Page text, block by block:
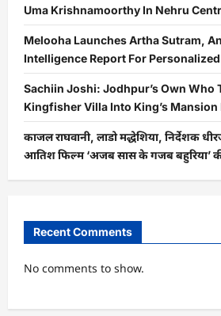
Uma Krishnamoorthy In Nehru
Melooha Launches Artha Sutram,
Intelligence Report For
Sachiin Joshi: Jodhpur’s Own Who
Kingfisher Villa Into King’s Mansion
काजल राघवानी, लाडो मद्धेशिया, निर्देशक
आतिश फिल्म ‘अजब सास के गजब बहुरिया’
Recent Comments
No comments to show.